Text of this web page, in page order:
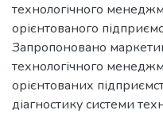
технологічного
орієнтованого
Запропоновано
технологічного
орієнтованих
діагностику системи